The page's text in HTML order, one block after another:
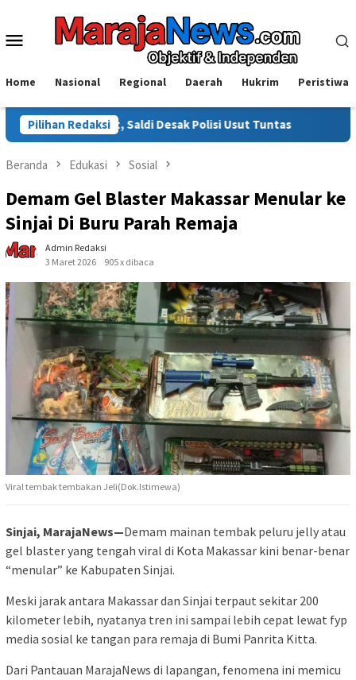
konten
Menu
Home Nasional Regional Daerah Hukrim Peristiwa
Pilihan Redaksi
Saldi Desak Polisi Usut Tuntas Warga Sinjai
Beranda Edukasi Sosial
Demam Gel Blaster Makassar Menular ke
Sinjai Di Buru Parah Remaja
Admin Redaksi
3 Maret 2026
905 x dibaca
Viral tembak tembakan Jeli(Dok.Istimewa)
Sinjai, MarajaNews—Demam mainan tembak peluru jelly atau
gel blaster yang tengah viral di Kota Makassar kini benar-benar
“menular” ke Kabupaten Sinjai.
Meski jarak antara Makassar dan Sinjai terpaut sekitar 200
kilometer lebih, nyatanya tren ini sampai lebih cepat lewat fyp
media sosial ke tangan para remaja di Bumi Panrita Kitta.
Dari Pantauan MarajaNews di lapangan, fenomena ini memicu